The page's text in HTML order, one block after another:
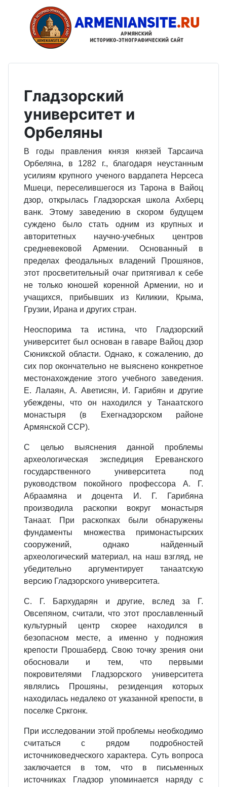
Гладзорский
университет и
Орбеляны
В годы правления князя князей Тарсаича
Орбеляна, в 1282 г., благодаря неустанным
усилиям крупного ученого вардапета Нерсеса
Мшеци, переселившегося из Тарона в Вайоц
дзор, открылась Гладзорская школа Ахберц
ванк. Этому заведению в скором будущем
суждено было стать одним из крупных и
авторитетных научно-учебных центров
средневековой Армении. Основанный в
пределах феодальных владений Прошянов,
этот просветительный очаг притягивал к себе
не только юношей коренной Армении, но и
учащихся, прибывших из Киликии, Крыма,
Грузии, Ирана и других стран.
Неоспорима та истина, что Гладзорский
университет был основан в гаваре Вайоц дзор
Сюникской области. Однако, к coжалению, до
сих пор окончательно не выяснено конкретное
местонахождение этого учебного заведения.
Е. Лалаян, А. Аветисян, И. Гарибян и другие
убеждены, что он находился у Танаатского
монастыря (в Ехегнадзорском районе
Армянской ССР).
С целью выяснения данной проблемы
археологическая экспедиция Ереванского
государственного университета под
руководством покойного профессора А. Г.
Абраамяна и доцента И. Г. Гарибяна
производила раскопки вокруг монастыря
Танаат. При раскопках были обнаружены
фундаменты множества примонастырских
сооружений, однако найденный
археологический материал, на наш взгляд, не
убедительно аргументирует танаатскую
версию Гладзорского университета.
С. Г. Бархударян и другие, вслед за Г.
Овсепяном, считали, что этот прославленный
культурный центр скорее находился в
безопасном месте, а именно у подножия
крепости Прошаберд. Свою точку зрения они
обосновали и тем, что первыми
покровителями Гладзорского университета
являлись Прошяны, резиденция которых
находилась недалеко от указанной крепости, в
поселке Сркгонк.
При исследовании этой проблемы необходимо
считаться с рядом подробностей
источниковедческого характера. Суть вопроса
заключается в том, что в письменных
источниках Гладзор упоминается наряду с